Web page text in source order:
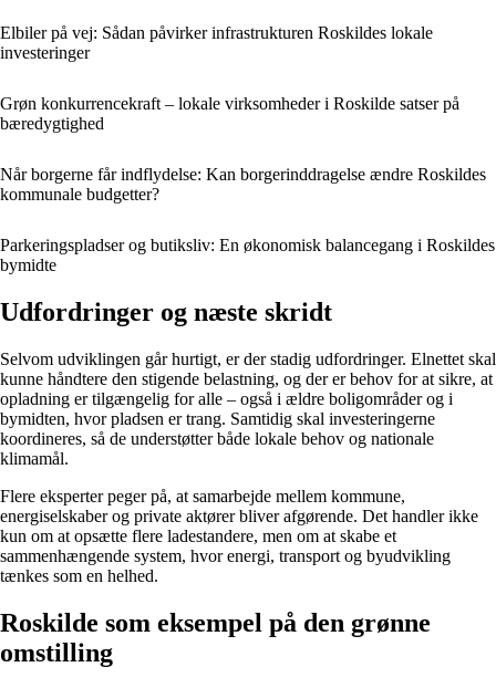
Elbiler på vej: Sådan påvirker infrastrukturen Roskildes lokale
investeringer
Grøn konkurrencekraft – lokale virksomheder i Roskilde satser på
bæredygtighed
Når borgerne får indflydelse: Kan borgerinddragelse ændre Roskildes
kommunale budgetter?
Parkeringspladser og butiksliv: En økonomisk balancegang i Roskildes
bymidte
Udfordringer og næste skridt
Selvom udviklingen går hurtigt, er der stadig udfordringer. Elnettet skal
kunne håndtere den stigende belastning, og der er behov for at sikre, at
opladning er tilgængelig for alle – også i ældre boligområder og i
bymidten, hvor pladsen er trang. Samtidig skal investeringerne
koordineres, så de understøtter både lokale behov og nationale
klimamål.
Flere eksperter peger på, at samarbejde mellem kommune,
energiselskaber og private aktører bliver afgørende. Det handler ikke
kun om at opsætte flere ladestandere, men om at skabe et
sammenhængende system, hvor energi, transport og byudvikling
tænkes som en helhed.
Roskilde som eksempel på den grønne
omstilling